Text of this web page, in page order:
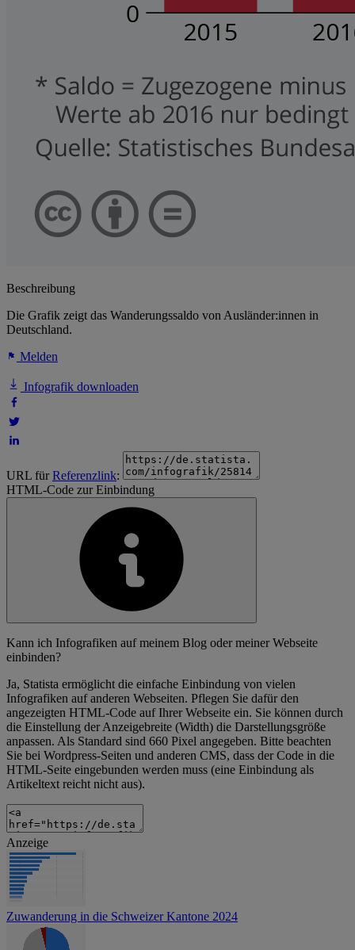
Beschreibung
Die Grafik zeigt das Wanderungssaldo von Ausländer:innen in
Deutschland.
Melden
Infografik downloaden
URL fürReferenzlink:
HTML-Code zur Einbindung
Kann ich Infografiken auf meinem Blog oder meiner Webseite
einbinden?
Ja, Statista ermöglicht die einfache Einbindung von vielen
Infografiken auf anderen Webseiten. Pflegen Sie dafür den
angezeigten HTML-Code auf Ihrer Webseite ein. Sie können durch
die Einstellung der Anzeigebreite (Width) die Darstellungsgröße
anpassen. Als Standard sind 660 Pixel angegeben. Bitte beachten
Sie bei Wordpress-Seiten und anderen CMS, dass der Code in die
HTML-Seite eingebunden werden muss (eine Einbindung als
Artikeltext reicht nicht aus).
Anzeige
Zuwanderung in die Schweizer Kantone 2024